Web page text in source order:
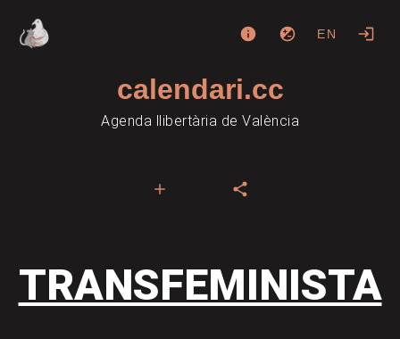
EN
calendari.cc
Agenda llibertària de València
TRANSFEMINISTA